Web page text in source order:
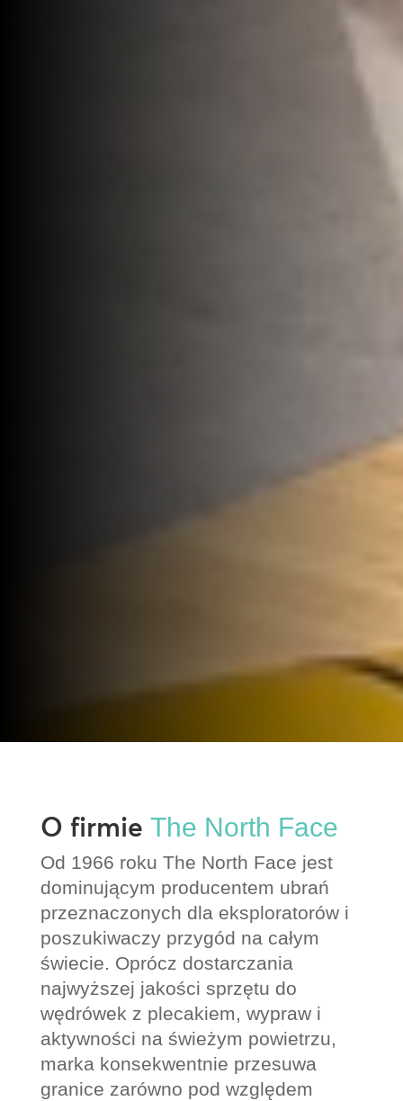
O firmie The North Face
Od 1966 roku The North Face jest
dominującym producentem ubrań
przeznaczonych dla eksploratorów i
poszukiwaczy przygód na całym
świecie. Oprócz dostarczania
najwyższej jakości sprzętu do
wędrówek z plecakiem, wypraw i
aktywności na świeżym powietrzu,
marka konsekwentnie przesuwa
granice zarówno pod względem